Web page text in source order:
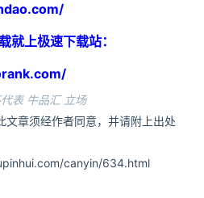
就上极速下载站：
表 牛品汇 立场
文章须经作者同意，并请附上出处
canyin/634.html